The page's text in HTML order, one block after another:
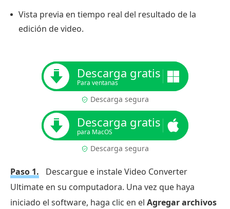
Vista previa en tiempo real del resultado de la
edición de video.
Descarga gratis
Para ventanas
Descarga segura
Descarga gratis
para MacOS
Descarga segura
Paso 1.
Descargue e instale Video Converter
Ultimate en su computadora. Una vez que haya
iniciado el software, haga clic en el Agregar archivos